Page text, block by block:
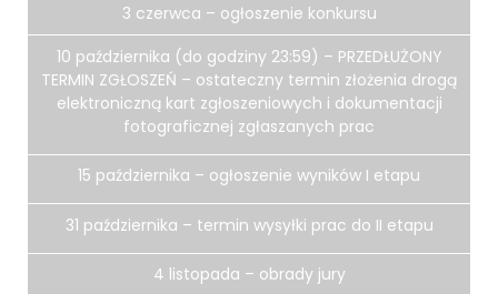
3 czerwca – ogłoszenie konkursu
10 października (do godziny 23:59) – PRZEDŁUŻONY
TERMIN ZGŁOSZEŃ – ostateczny termin złożenia drogą
elektroniczną kart zgłoszeniowych i dokumentacji
fotograficznej zgłaszanych prac
15 października – ogłoszenie wyników I etapu
31 października – termin wysyłki prac do II etapu
4 listopada – obrady jury